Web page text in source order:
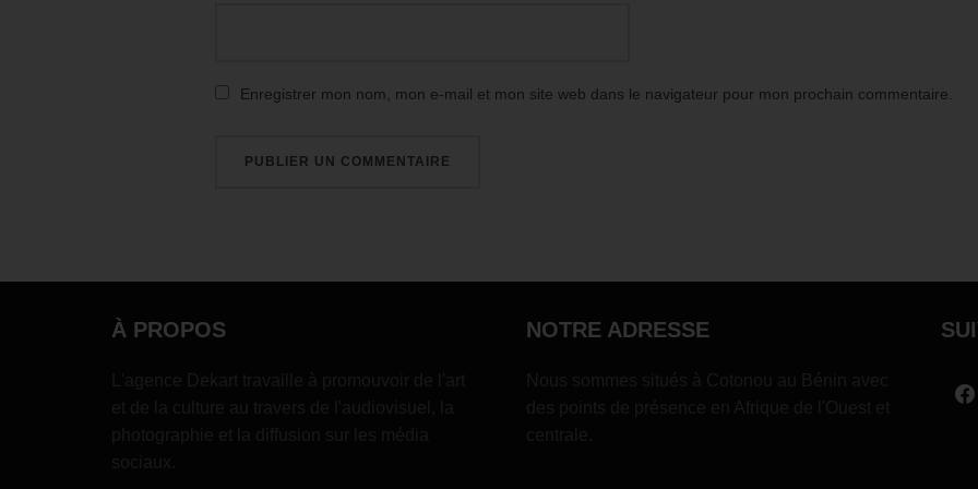
Enregistrer mon nom, mon e-mail et mon site web dans le navigateur pour mon prochain commentaire.
À PROPOS NOTRE ADRESSE